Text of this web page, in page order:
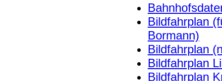
Bildfahrplan
Bormann)
Bildfahrplan
Bildfahrplan
Bildfahrplan